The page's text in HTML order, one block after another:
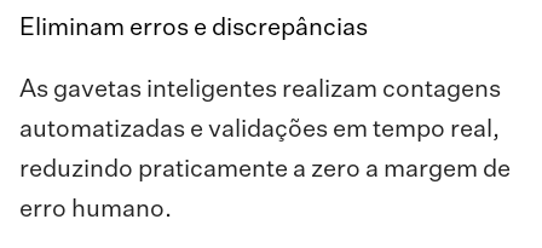
Eliminam erros e discrepâncias
As gavetas inteligentes realizam contagens
automatizadas e validações em tempo real,
reduzindo praticamente a zero a margem de
erro humano.